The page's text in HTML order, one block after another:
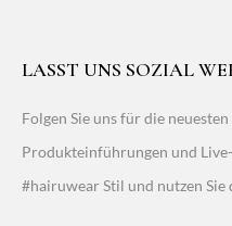
LASST UNS SOZIAL
Folgen Sie uns für die
Produkteinführungen und
#hairuwear Stil und nutzen Sie